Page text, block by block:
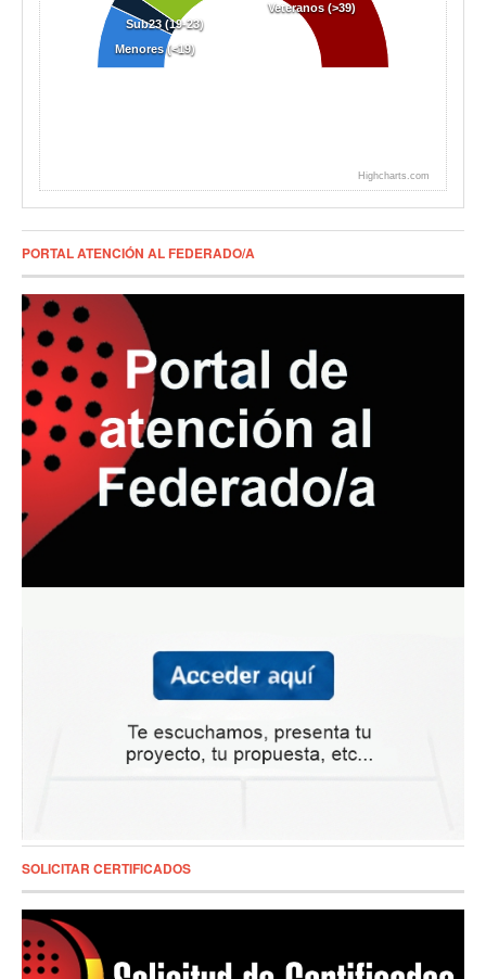
Menores (<19)
Sub23 (19-23)
Veteranos (>39)
Highcharts.com
PORTAL ATENCIÓN AL FEDERADO/A
SOLICITAR CERTIFICADOS